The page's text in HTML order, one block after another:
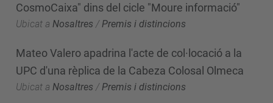
CosmoCaixa" dins del cicle "Moure informació"
Ubicat a Nosaltres / Premis i distincions
Mateo Valero apadrina l'acte de col·locació a la
UPC d'una rèplica de la Cabeza Colosal Olmeca
Ubicat a Nosaltres /Premis i distincions